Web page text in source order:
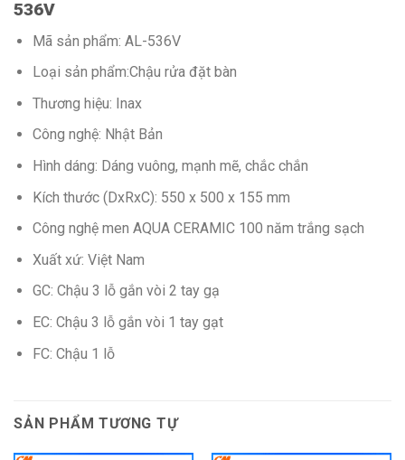
536V
Mã sản phẩm: AL-536V
Loại sản phẩm:Chậu rửa đặt bàn
Thương hiệu: Inax
Công nghệ: Nhật Bản
Hình dáng: Dáng vuông, mạnh mẽ, chắc chắn
Kích thước (DxRxC): 550 x 500 x 155 mm
Công nghệ men AQUA CERAMIC 100 năm trắng sạch
Xuất xứ: Việt Nam
GC: Chậu 3 lỗ gắn vòi 2 tay gạ
EC: Chậu 3 lỗ gắn vòi 1 tay gạt
FC: Chậu 1 lỗ
SẢN PHẨM TƯƠNG TỰ